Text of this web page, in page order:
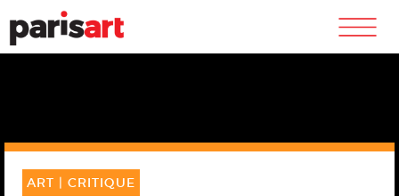
m
ART | CRITIQUE